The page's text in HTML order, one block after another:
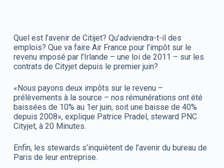
Quel est l’avenir de Citijet? Qu’adviendra-t-il des
emplois? Que va faire Air France pour l’impôt sur le
revenu imposé par l’Irlande – une loi de 2011 – sur les
contrats de Cityjet depuis le premier juin?
«Nous payons deux impôts sur le revenu –
prélèvements à la source – nos rémunérations ont été
baissées de 10% au 1er juin, soit une baisse de 40%
depuis 2008», explique Patrice Pradel, steward PNC
Cityjet, à 20 Minutes.
Enfin, les stewards s’inquiètent de l’avenir du bureau de
Paris de leur entreprise.